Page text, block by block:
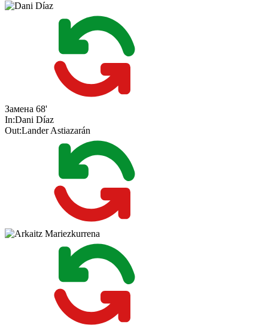
Замена 68'
In:Dani Díaz
Out:Lander Astiazarán